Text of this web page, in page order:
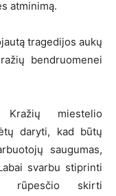
atminimą.
tragedijos aukų
bendruomenei
miestelio
daryti, kad būtų
saugumas,
svarbu stiprinti
rūpesčio skirti